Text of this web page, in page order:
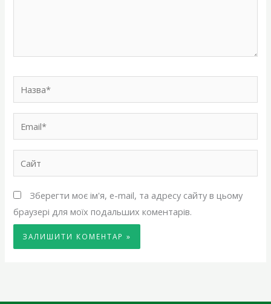
Сайт
Зберегти моє ім'я, e-mail, та адресу сайту в цьому
браузері для моїх подальших коментарів.